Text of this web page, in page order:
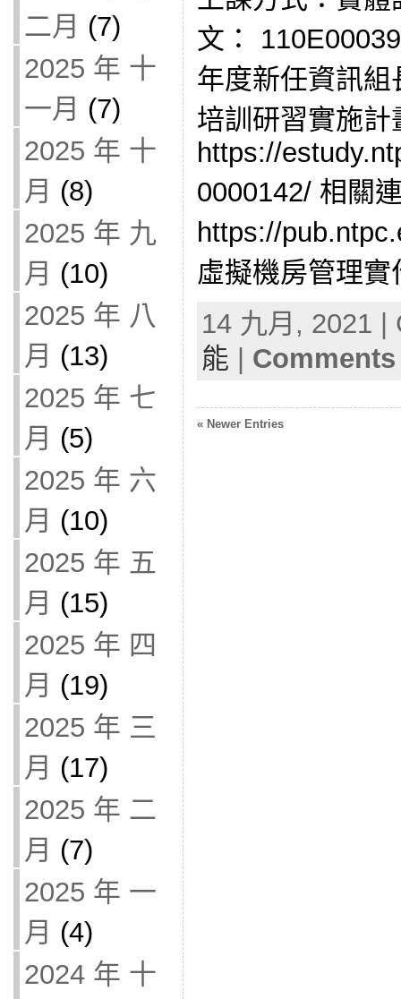
二月 (7)
2025 年 十
一月 (7)
2025 年 十
月 (8)
2025 年 九
月 (10)
2025 年 八
月 (13)
2025 年 七
月 (5)
2025 年 六
月 (10)
2025 年 五
月 (15)
2025 年 四
月 (19)
2025 年 三
月 (17)
2025 年 二
月 (7)
2025 年 一
月 (4)
2024 年 十
文：
年度新任資訊
培訓研習實施
https://
0000142/ 相關
https://
虛擬機房管理實
14 九月, 2021
能
« Newer Entries